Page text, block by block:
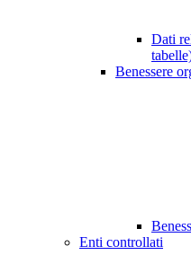
Dati
Benessere
Enti controllati